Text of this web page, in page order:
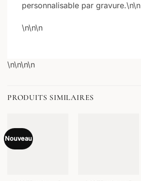
personnalisable par gravure.\n\n
\n\n\n
\n\n\n\n
PRODUITS SIMILAIRES
Nouveau